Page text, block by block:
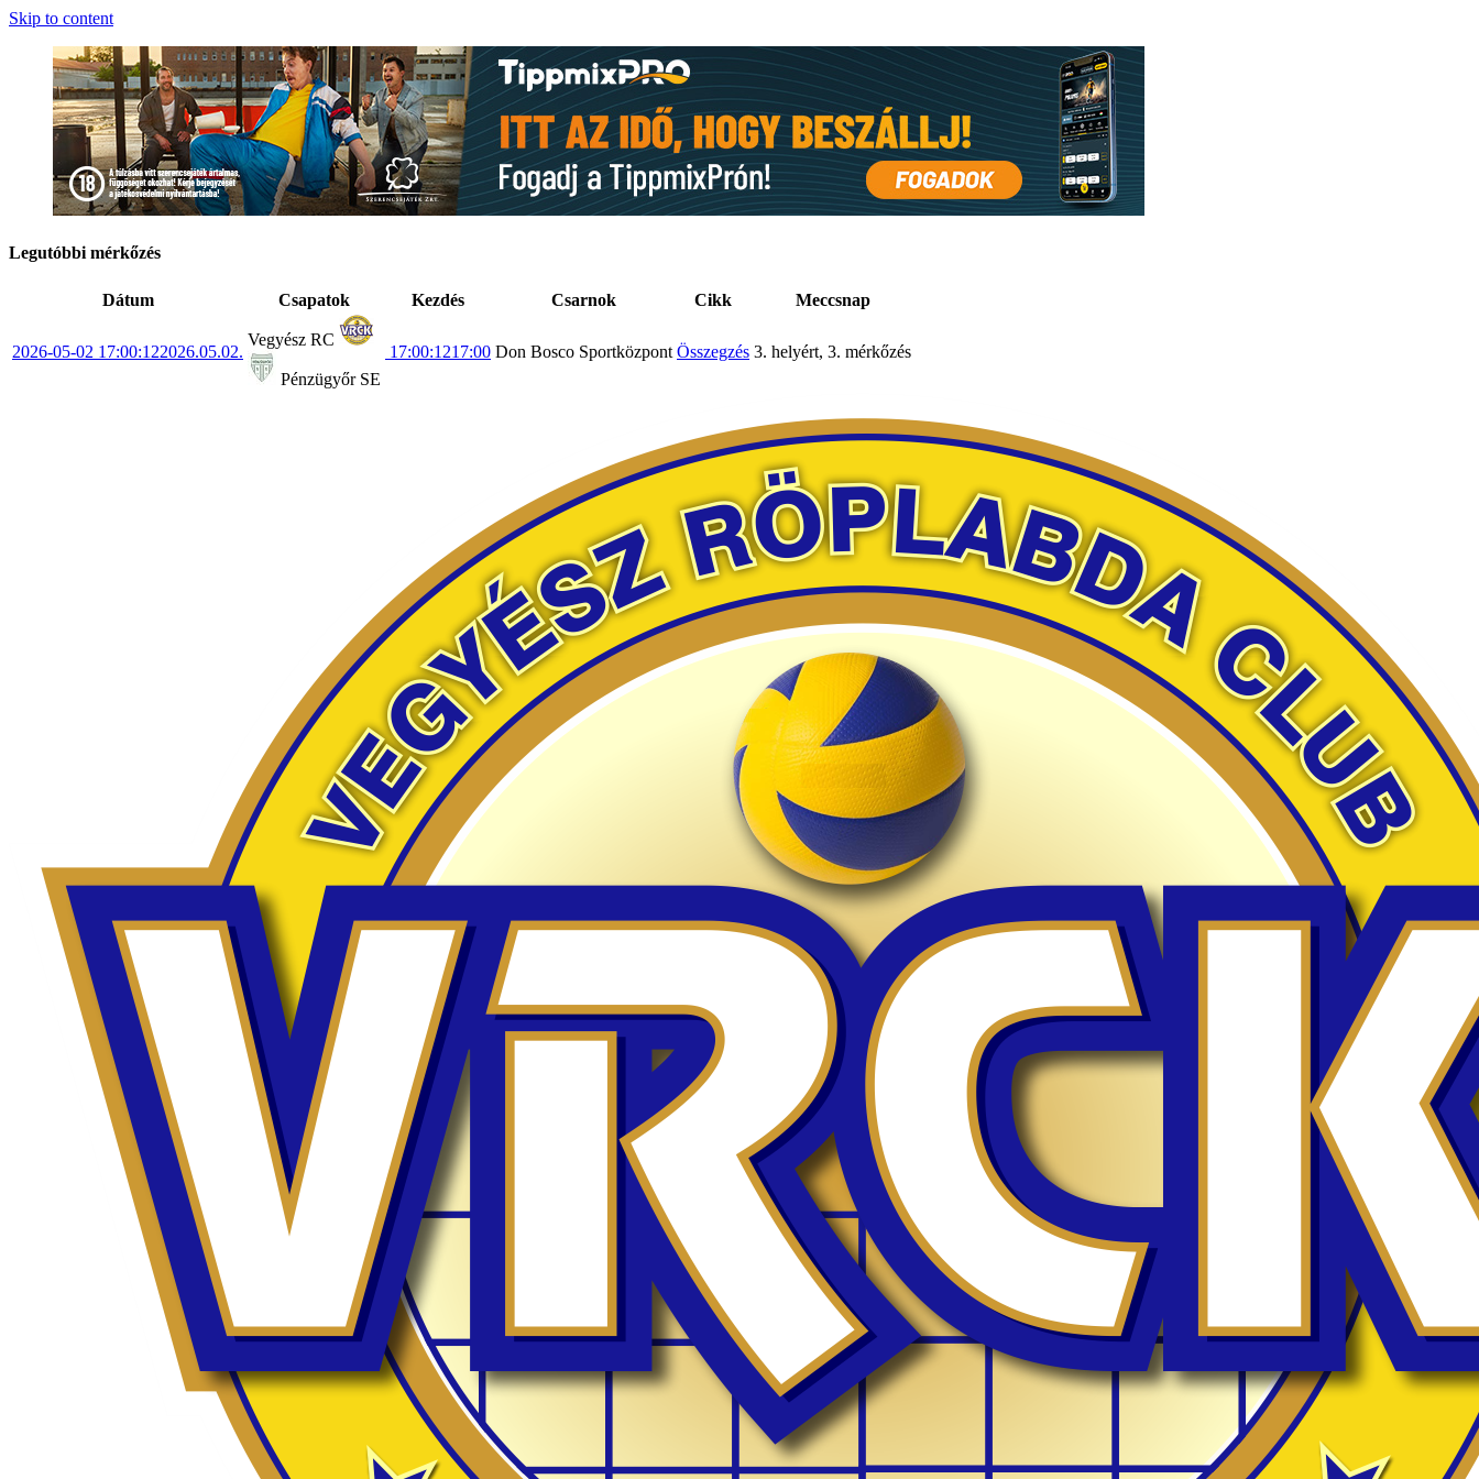
Skip to content
Legutóbbi mérkőzés
Dátum Csapatok Kezdés Csarnok Cikk Meccsnap
2026-05-02 17:00:122026.05.02.
Vegyész RC
Pénzügyőr SE
17:00:1217:00 Don Bosco Sportközpont Összegzés 3. helyért, 3. mérkőzés